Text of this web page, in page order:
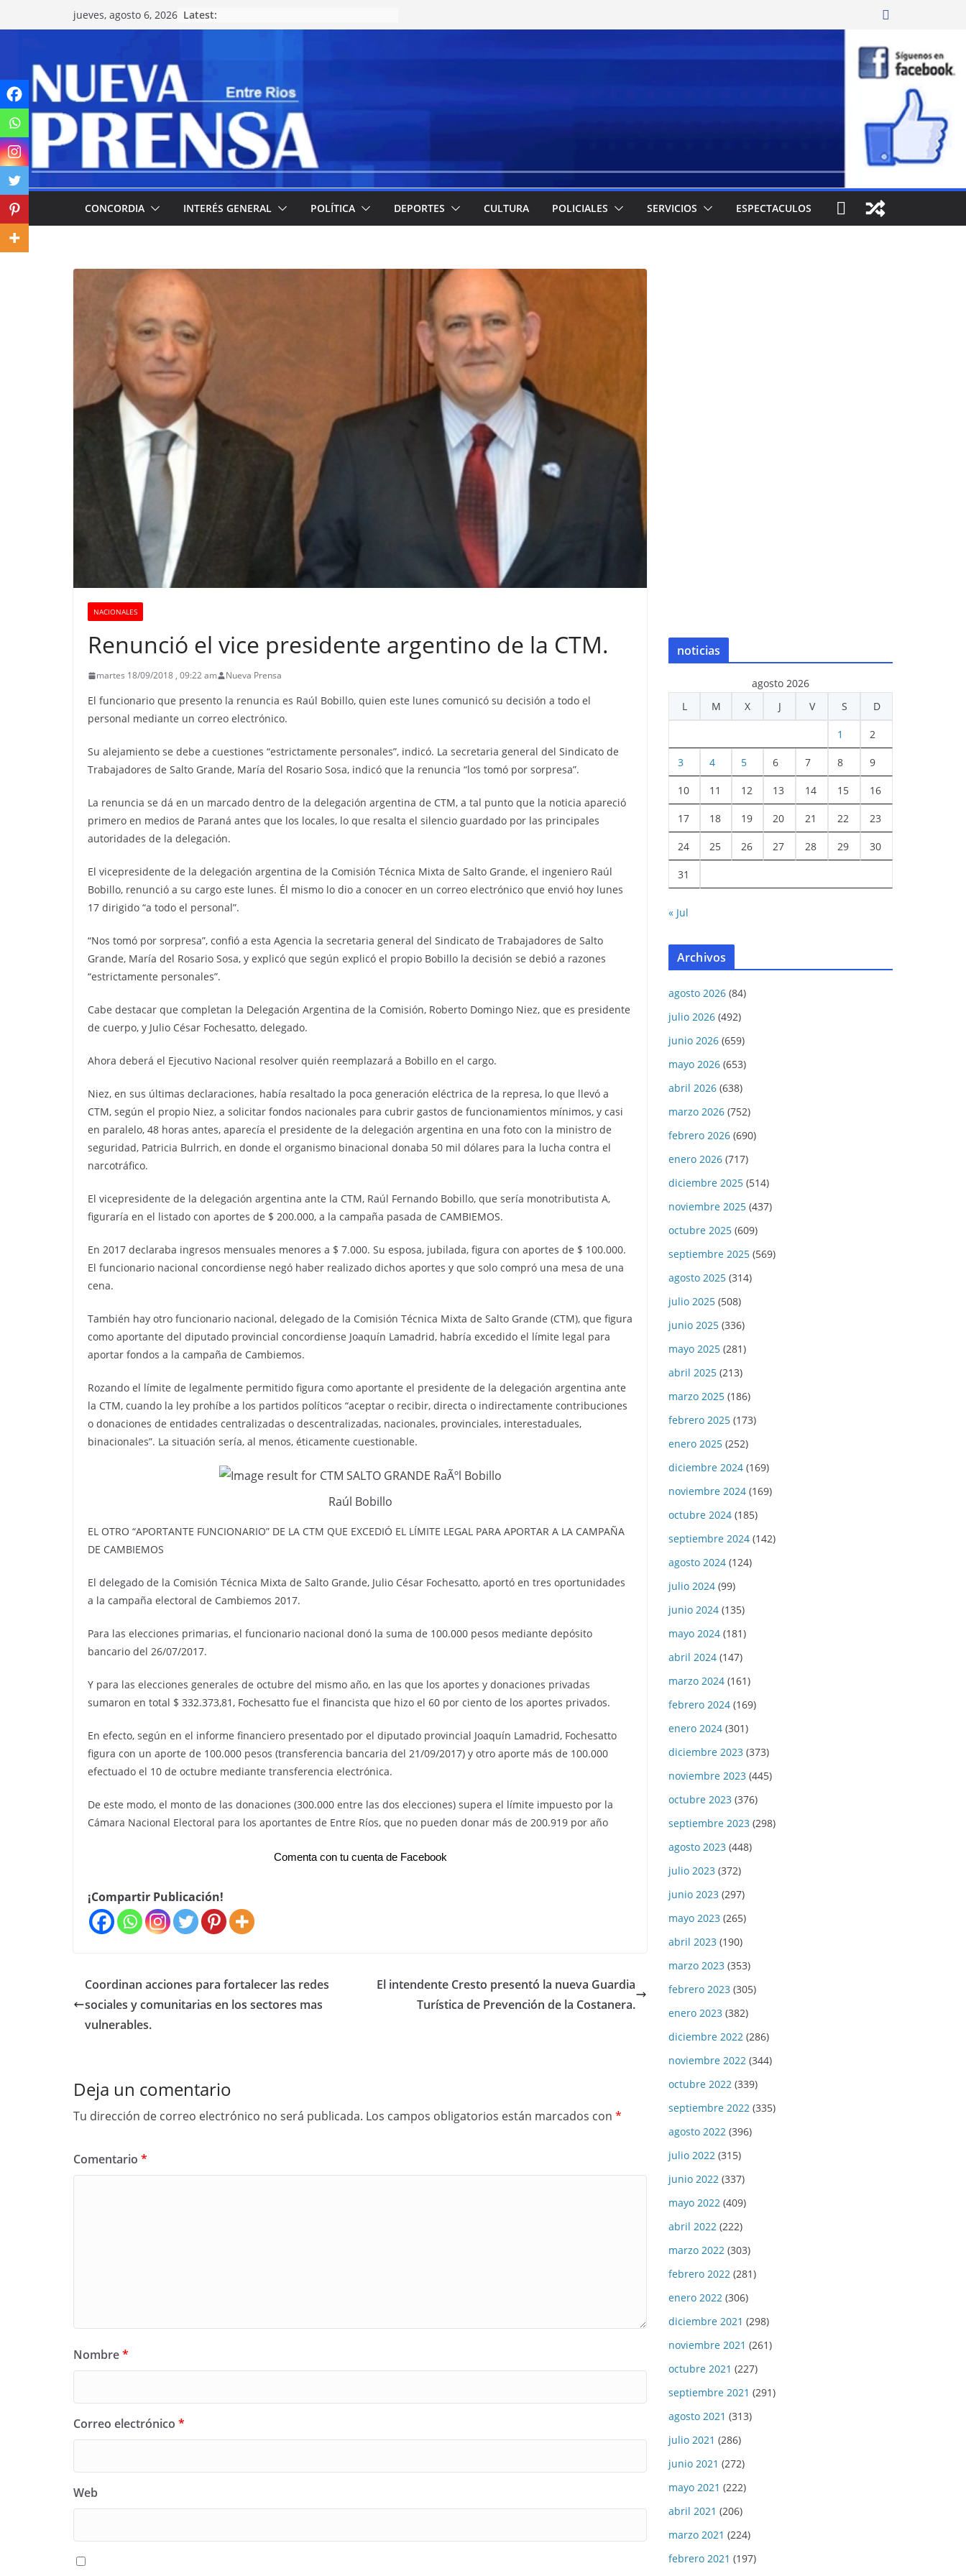
to
jueves, agosto 6, 2026 Latest:
CONCORDIA INTERÉS GENERAL POLÍTICA DEPORTES CULTURA POLICIALES SERVICIOS ESPECTACULOS
NACIONALES
Renunció el vice presidente argentino de la CTM.
martes 18/09/2018 , 09:22 am Nueva Prensa
El funcionario que presento la renuncia es Raúl Bobillo, quien este lunes comunicó su decisión a todo el
personal mediante un correo electrónico.
Su alejamiento se debe a cuestiones “estrictamente personales”, indicó. La secretaria general del Sindicato de
Trabajadores de Salto Grande, María del Rosario Sosa, indicó que la renuncia “los tomó por sorpresa”.
La renuncia se dá en un marcado dentro de la delegación argentina de CTM, a tal punto que la noticia apareció
primero en medios de Paraná antes que los locales, lo que resalta el silencio guardado por las principales
autoridades de la delegación.
El vicepresidente de la delegación argentina de la Comisión Técnica Mixta de Salto Grande, el ingeniero Raúl
Bobillo, renunció a su cargo este lunes. Él mismo lo dio a conocer en un correo electrónico que envió hoy lunes
17 dirigido “a todo el personal”.
“Nos tomó por sorpresa”, confió a esta Agencia la secretaria general del Sindicato de Trabajadores de Salto
Grande, María del Rosario Sosa, y explicó que según explicó el propio Bobillo la decisión se debió a razones
“estrictamente personales”.
Cabe destacar que completan la Delegación Argentina de la Comisión, Roberto Domingo Niez, que es presidente
de cuerpo, y Julio César Fochesatto, delegado.
Ahora deberá el Ejecutivo Nacional resolver quién reemplazará a Bobillo en el cargo.
Niez, en sus últimas declaraciones, había resaltado la poca generación eléctrica de la represa, lo que llevó a
CTM, según el propio Niez, a solicitar fondos nacionales para cubrir gastos de funcionamientos mínimos, y casi
en paralelo, 48 horas antes, aparecía el presidente de la delegación argentina en una foto con la ministro de
seguridad, Patricia Bulrrich, en donde el organismo binacional donaba 50 mil dólares para la lucha contra el
narcotráfico.
El vicepresidente de la delegación argentina ante la CTM, Raúl Fernando Bobillo, que sería monotributista A,
figuraría en el listado con aportes de $ 200.000, a la campaña pasada de CAMBIEMOS.
En 2017 declaraba ingresos mensuales menores a $ 7.000. Su esposa, jubilada, figura con aportes de $ 100.000.
El funcionario nacional concordiense negó haber realizado dichos aportes y que solo compró una mesa de una
cena.
También hay otro funcionario nacional, delegado de la Comisión Técnica Mixta de Salto Grande (CTM), que figura
como aportante del diputado provincial concordiense Joaquín Lamadrid, habría excedido el límite legal para
aportar fondos a la campaña de Cambiemos.
Rozando el límite de legalmente permitido figura como aportante el presidente de la delegación argentina ante
la CTM, cuando la ley prohíbe a los partidos políticos “aceptar o recibir, directa o indirectamente contribuciones
o donaciones de entidades centralizadas o descentralizadas, nacionales, provinciales, interestaduales,
binacionales”. La situación sería, al menos, éticamente cuestionable.
Raúl Bobillo
EL OTRO “APORTANTE FUNCIONARIO” DE LA CTM QUE EXCEDIÓ EL LÍMITE LEGAL PARA APORTAR A LA CAMPAÑA
DE CAMBIEMOS
El delegado de la Comisión Técnica Mixta de Salto Grande, Julio César Fochesatto, aportó en tres oportunidades
a la campaña electoral de Cambiemos 2017.
Para las elecciones primarias, el funcionario nacional donó la suma de 100.000 pesos mediante depósito
bancario del 26/07/2017.
Y para las elecciones generales de octubre del mismo año, en las que los aportes y donaciones privadas
sumaron en total $ 332.373,81, Fochesatto fue el financista que hizo el 60 por ciento de los aportes privados.
En efecto, según en el informe financiero presentado por el diputado provincial Joaquín Lamadrid, Fochesatto
figura con un aporte de 100.000 pesos (transferencia bancaria del 21/09/2017) y otro aporte más de 100.000
efectuado el 10 de octubre mediante transferencia electrónica.
De este modo, el monto de las donaciones (300.000 entre las dos elecciones) supera el límite impuesto por la
Cámara Nacional Electoral para los aportantes de Entre Ríos, que no pueden donar más de 200.919 por año
Comenta con tu cuenta de Facebook
¡Compartir Publicación!
Coordinan acciones para fortalecer las redes
sociales y comunitarias en los sectores mas
vulnerables.
El intendente Cresto presentó la nueva Guardia
Turística de Prevención de la Costanera.
Deja un comentario
Tu dirección de correo electrónico no será publicada. Los campos obligatorios están marcados con *
Comentario *
Nombre*
Correo electrónico *
Web
noticias
agosto 2026
L
M X J V S D
1 2
3 4 5 6 7 8 9
10 11 12 13 14 15 16
17 18 19 20 21 22 23
24 25 26 27 28 29 30
31
« Jul
Archivos
agosto 2026 (84)
julio 2026 (492)
junio 2026 (659)
mayo 2026 (653)
abril 2026 (638)
marzo 2026 (752)
febrero 2026 (690)
enero 2026 (717)
diciembre 2025 (514)
noviembre 2025 (437)
octubre 2025 (609)
septiembre 2025 (569)
agosto 2025 (314)
julio 2025 (508)
junio 2025 (336)
mayo 2025 (281)
abril 2025 (213)
marzo 2025 (186)
febrero 2025 (173)
enero 2025 (252)
diciembre 2024 (169)
noviembre 2024 (169)
octubre 2024 (185)
septiembre 2024 (142)
agosto 2024 (124)
julio 2024 (99)
junio 2024 (135)
mayo 2024 (181)
abril 2024 (147)
marzo 2024 (161)
febrero 2024 (169)
enero 2024 (301)
diciembre 2023 (373)
noviembre 2023 (445)
octubre 2023 (376)
septiembre 2023 (298)
agosto 2023 (448)
julio 2023 (372)
junio 2023 (297)
mayo 2023 (265)
abril 2023 (190)
marzo 2023 (353)
febrero 2023 (305)
enero 2023 (382)
diciembre 2022 (286)
noviembre 2022 (344)
octubre 2022 (339)
septiembre 2022 (335)
agosto 2022 (396)
julio 2022 (315)
junio 2022 (337)
mayo 2022 (409)
abril 2022 (222)
marzo 2022 (303)
febrero 2022 (281)
enero 2022 (306)
diciembre 2021 (298)
noviembre 2021 (261)
octubre 2021 (227)
septiembre 2021 (291)
agosto 2021 (313)
julio 2021 (286)
junio 2021 (272)
mayo 2021 (222)
abril 2021 (206)
marzo 2021 (224)
febrero 2021 (197)